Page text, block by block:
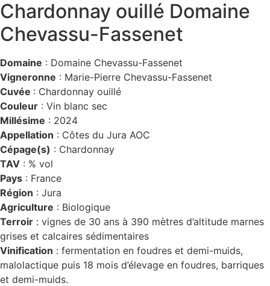
Chardonnay ouillé Domaine
Chevassu-Fassenet
Domaine : Domaine Chevassu-Fassenet
Vigneronne : Marie-Pierre Chevassu-Fassenet
Cuvée : Chardonnay ouillé
Couleur : Vin blanc sec
Millésime : 2024
Appellation : Côtes du Jura AOC
Cépage(s) : Chardonnay
TAV : % vol
Pays : France
Région : Jura
Agriculture : Biologique
Terroir : vignes de 30 ans à 390 mètres d’altitude marnes
grises et calcaires sédimentaires
Vinification : fermentation en foudres et demi-muids,
malolactique puis 18 mois d’élevage en foudres, barriques
et demi-muids.